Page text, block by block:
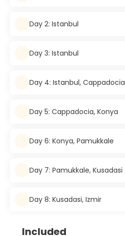
Day 2: Istanbul
Day 3: Istanbul
Day 4: Istanbul, Cappadocia
Day 5: Cappadocia, Konya
Day 6: Konya, Pamukkale
Day 7: Pamukkale, Kusadasi
Day 8: Kusadasi, Izmir
Included